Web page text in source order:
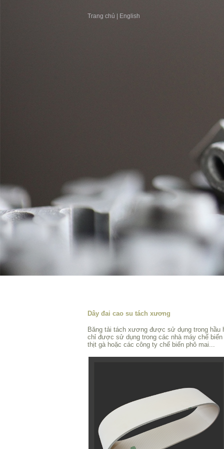
Trang chủ English
Dây đai cao su tách xương
Băng tải tách xương được sử dụng trong hầu
chỉ được sử dụng trong các nhà máy chế
thịt gà hoặc các công ty chế biến phô mai...